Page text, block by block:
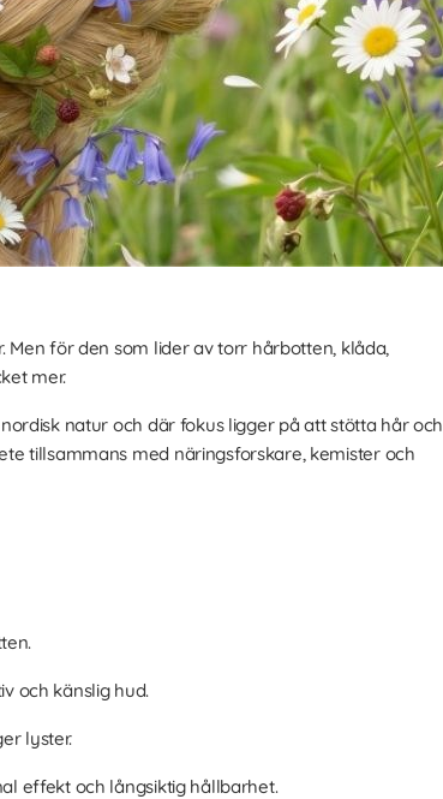
för den som lider av torr hårbotten, klåda,
mer.
natur och där fokus ligger på att stötta hår och
tillsammans med näringsforskare, kemister och
och känslig hud.
lyster.
effekt och långsiktig hållbarhet.